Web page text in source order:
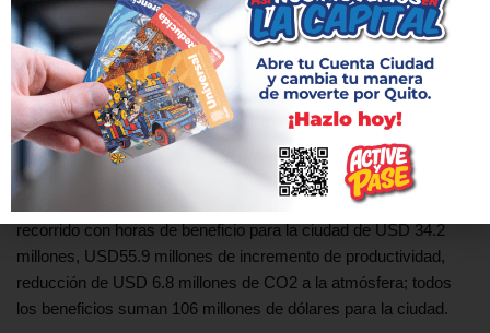
Beneficios para la ciudad
En 157 días se operación del Metro, se han realizado 20
millones de viajes, transportado a más de la población del
Ecuador, es como que cada ecuatoriano haya hecho un viaje en
el Metro. No generaba recursos, ahora se han recibido USD 9.1
millones por ingresos tarifarios, un ahorro en el tiempo de
recorrido con horas de beneficio para la ciudad de USD 34.2
millones, USD55.9 millones de incremento de productividad,
reducción de USD 6.8 millones de CO2 a la atmósfera; todos
los beneficios suman 106 millones de dólares para la ciudad.